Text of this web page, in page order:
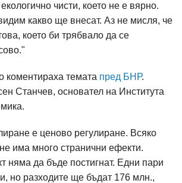
чисти, което не е вярно.
какво ще внесат. Аз не мисля, че
което би трябвало да се
коментираха темата пред БНР.
Станчев, основател на Института
е ценово регулиране. Всяко
има много странични ефекти.
няма да бъде постигнат. Едни пари
но разходите ще бъдат 176 млн.,